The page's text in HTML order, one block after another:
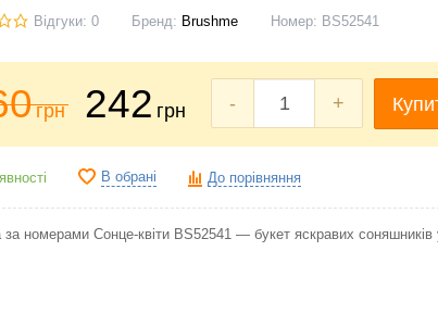
Відгуки: 0 Бренд: Brushme Номер: BS52541
грн 242 грн - +
В обрані До порівняння
за номерами Сонце-квіти BS52541 — букет яскравих соняшників